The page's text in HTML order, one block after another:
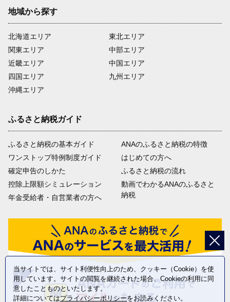
地域から探す
北海道エリア
関東エリア
近畿エリア
四国エリア
沖縄エリア
東北エリア
中部エリア
中国エリア
九州エリア
ふるさと納税ガイド
ふるさと納税の基本ガイド
ワンストップ特例制度ガイド
確定申告のしかた
控除上限額シミュレーション
年金受給者・自営業者の方へ
ANAのふるさと納税の特徴
はじめての方へ
ふるさと納税の流れ
動画でわかるANAのふるさと
納税
当サイトでは、サイト利便性向上のため、クッキー（Cookie）を使
用しています。サイトの閲覧を継続された場合、Cookieの利用に同
意したことものといたします。
詳細についてはプライバシーポリシーをお読みください。